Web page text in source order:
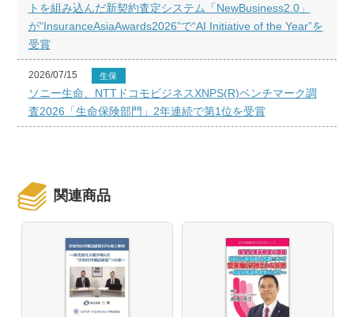
トを組み込んだ新契約査定システム「NewBusiness2.0」
が“InsuranceAsiaAwards2026”で“AI Initiative of the Year”を
受賞
2026/07/15 生保
ソニー生命、NTTドコモビジネスXNPS(R)ベンチマーク調
査2026「生命保険部門」2年連続で第1位を受賞
関連商品